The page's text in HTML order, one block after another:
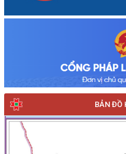
BẢN ĐỒ